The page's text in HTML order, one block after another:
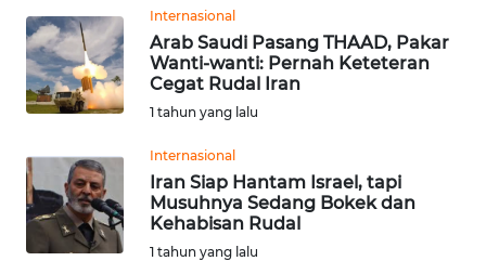
Internasional
Arab Saudi Pasang THAAD, Pakar
Wanti-wanti: Pernah Keteteran
Cegat Rudal Iran
1 tahun yang lalu
Internasional
Iran Siap Hantam Israel, tapi
Musuhnya Sedang Bokek dan
Kehabisan Rudal
1 tahun yang lalu
Informasi
INDEKS
BERITA
KAMI
INFO
IKLAN